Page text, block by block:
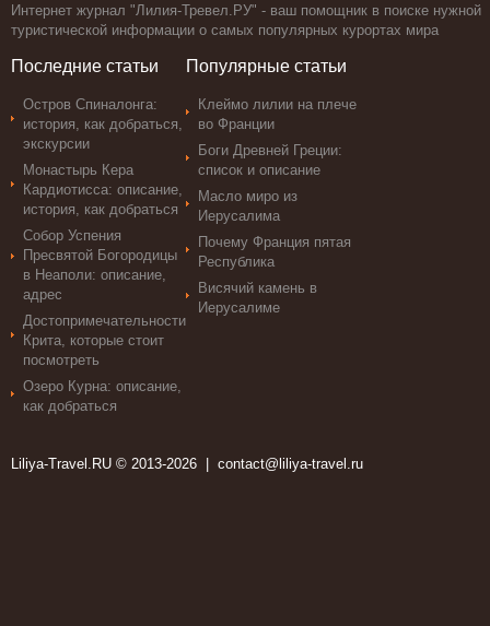
Интернет журнал "Лилия-Тревел.РУ" - ваш помощник в поиске нужной
туристической информации о самых популярных курортах мира
Последние статьи
Остров Спиналонга:
история, как добраться,
экскурсии
Монастырь Кера
Кардиотисса: описание,
история, как добраться
Собор Успения
Пресвятой Богородицы
в Неаполи: описание,
адрес
Достопримечательности
Крита, которые стоит
посмотреть
Озеро Курна: описание,
как добраться
Популярные статьи
Клеймо лилии на плече
во Франции
Боги Древней Греции:
список и описание
Масло миро из
Иерусалима
Почему Франция пятая
Республика
Висячий камень в
Иерусалиме
Liliya-Travel.RU © 2013-2026 | contact@liliya-travel.ru